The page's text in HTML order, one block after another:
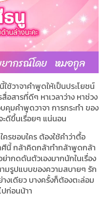
ช้วาจาคำพูดให้เป็นประโยชน์
สารที่ดีๆ หาเวลาว่าง หาช่วง
คุมคำพูดวาจา การกระทำ ของ
ดีขึ้นเรื่อยๆ แน่นอน
รชอบใคร ต้องใช้คำว่าตื้อ
ศีนี้ กล้าคิดกล้าทำกล้าพูดกล้า
ากดดันตัวเองมากนักในเรื่อง
มรูปแบบของความสบายๆ รัก
งเดียว บางครั้งก็ต้องตะล่อม
ก่อนน้าา